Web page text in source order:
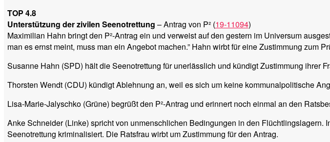
TOP 4.8
Unterstützung der zivilen Seenotrettung – Antrag von P² (19-11094)
Maximilian Hahn bringt den P²-Antrag ein und verweist auf den gestern im Universum
man es ernst meint, muss man ein Angebot machen.” Hahn wirbt für eine Zustimmung zum
Susanne Hahn (SPD) hält die Seenotrettung für unerlässlich und kündigt Zustimmung ihrer
Thorsten Wendt (CDU) kündigt Ablehnung an, weil es sich um keine kommunalpolitische
Lisa-Marie-Jalyschko (Grüne) begrüßt den P²-Antrag und erinnert noch einmal an den
Anke Schneider (Linke) spricht von unmenschlichen Bedingungen in den
Seenotrettung kriminalisiert. Die Ratsfrau wirbt um Zustimmung für den Antrag.